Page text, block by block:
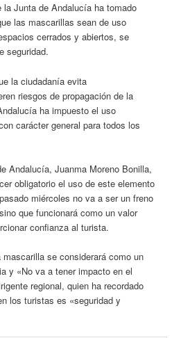
la Junta de Andalucía ha tomado
las mascarillas sean de uso
cerrados y abiertos, se
seguridad.
la ciudadanía evita
riesgos de propagación de la
ha impuesto el uso
carácter general para todos los
Andalucía, Juanma Moreno Bonilla,
obligatorio el uso de este elemento
miércoles no va a ser un freno
que funcionará como un valor
confianza al turista.
se considerará como un
y «No va a tener impacto en el
regional, quien ha recordado
los turistas es «seguridad y